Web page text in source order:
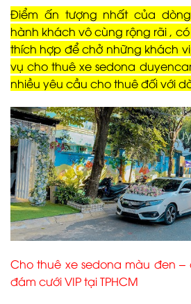
Điểm ấn tượng nhất của
hành khách vô cùng rộng rãi ,
thích hợp để chở những khách
vụ cho thuê xe sedona
nhiều yêu cầu cho thuê đối với
Cho thuê xe sedona màu đen
đám cưới VIP tại TPHCM